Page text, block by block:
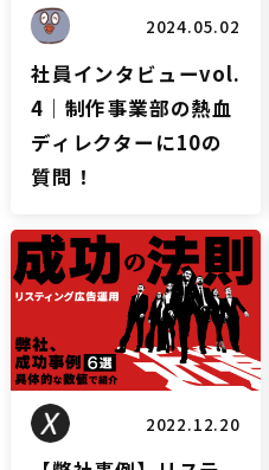
2024.05.02
社員インタビューvol.
4｜制作事業部の熱血
ディレクターに10の
質問！
リスティングブログ
2022.12.20